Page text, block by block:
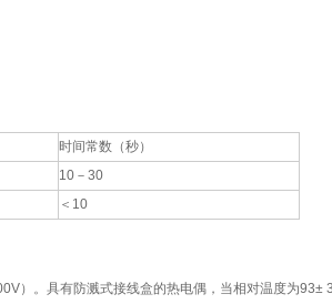
时间常数（秒）
10－30
＜10
。具有防溅式接线盒的热电偶，当相对温度为93±